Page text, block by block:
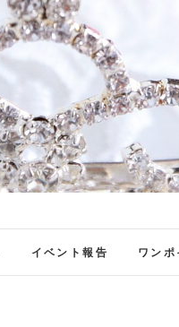
ファン
イベント報告 ワン